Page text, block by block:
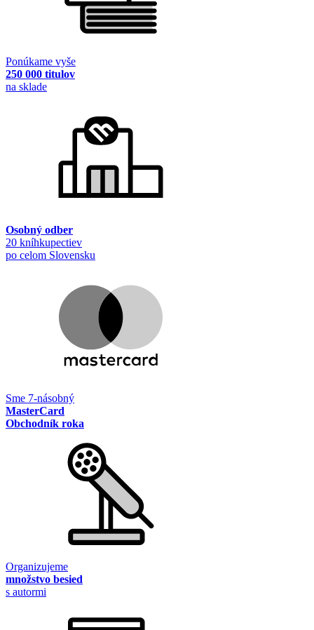
Ponúkame vyše
250 000 titulov
na sklade
Osobný odber
20 kníhkupectiev
po celom Slovensku
Sme 7-násobný
MasterCard
Obchodník roka
Organizujeme
množstvo besied
s autormi